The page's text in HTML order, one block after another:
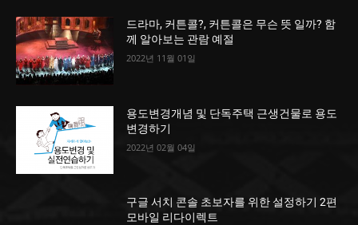
드라마, 커튼콜?, 커튼콜은 무슨 뜻 일까? 함
께 알아보는 관람 예절
2022년 11월 01일
용도변경개념 및 단독주택 근생건물로 용도
변경하기
2022년 02월 04일
구글 서치 콘솔 초보자를 위한 설정하기 2편
모바일 리다이렉트